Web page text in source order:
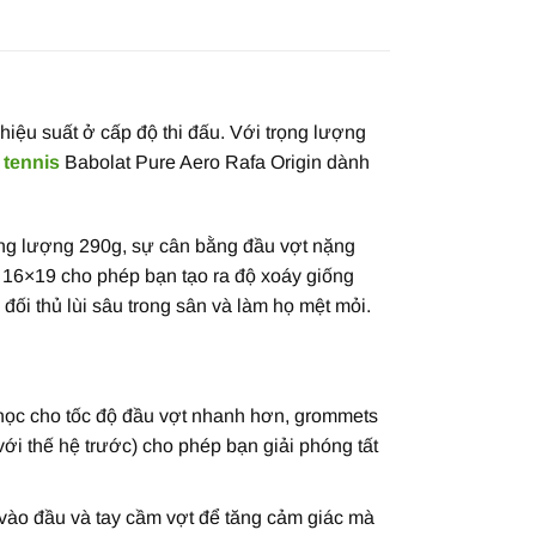
suất ở cấp độ thi đấu. Với trọng lượng
Babolat Pure Aero Rafa Origin dành
lượng 290g, sự cân bằng đầu vợt nặng
cho phép bạn tạo ra độ xoáy giống
thủ lùi sâu trong sân và làm họ mệt mỏi.
cho tốc độ đầu vợt nhanh hơn, grommets
thế hệ trước) cho phép bạn giải phóng tất
đầu và tay cầm vợt để tăng cảm giác mà